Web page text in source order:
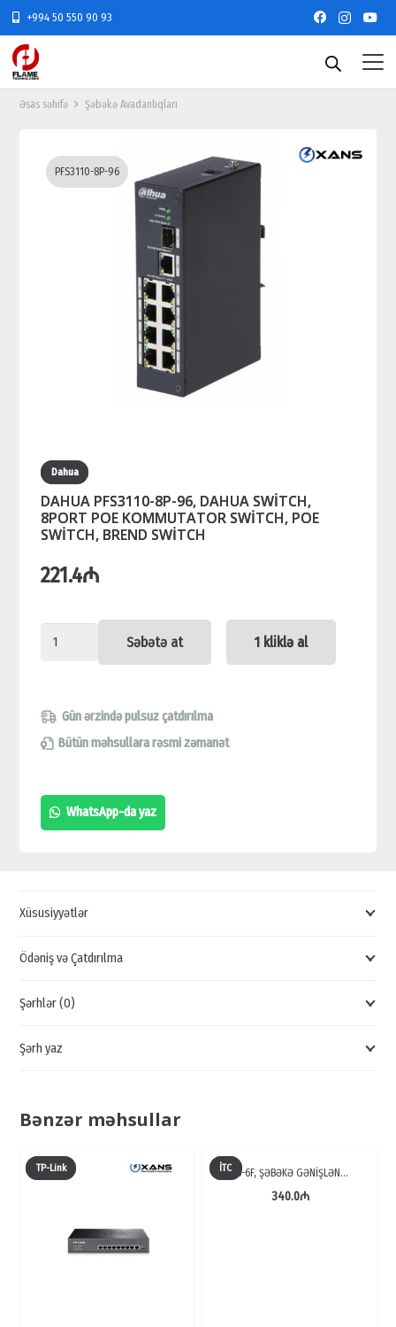
+994 50 550 90 93
Əsas səhifə Şəbəkə Avadanlıqları
PFS3110-8P-96
Dahua
DAHUA PFS3110-8P-96, DAHUA SWİTCH,
8PORT POE KOMMUTATOR SWİTCH, POE
SWİTCH, BREND SWİTCH
221.4₼
DAHUA
96,
DAHUA
8PORT
POE
BREND
quantity
Səbətə at 1 kliklə al
Gün ərzində pulsuz çatdırılma
Bütün məhsullara rəsmi zəmanət
WhatsApp-da yaz
Xüsusiyyətlər
Ödəniş və Çatdırılma
Şərhlər (0)
Şərh yaz
Bənzər məhsullar
TP-Link İTCTS-6F, ŞƏBƏKƏ GƏNİŞLƏN…
340.0₼